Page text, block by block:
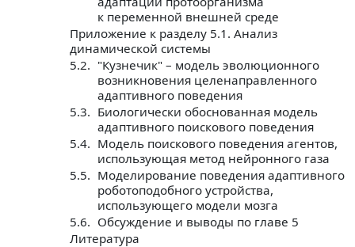
к переменной внешней среде
Приложение к разделу 5.1. Анализ
динамической системы
5.2. "Кузнечик" – модель эволюционного
возникновения целенаправленного
адаптивного поведения
5.3. Биологически обоснованная модель
адаптивного поискового поведения
5.4. Модель поискового поведения агентов,
использующая метод нейронного газа
5.5. Моделирование поведения адаптивного
роботоподобного устройства,
использующего модели мозга
5.6. Обсуждение и выводы по главе 5
Литература